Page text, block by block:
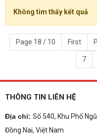
Không tìm thấy kết quả
Page 18 / 10 First
7
THÔNG TIN LIÊN HỆ
Địa chỉ: Số 540, Khu Phố
Đồng Nai, Việt Nam